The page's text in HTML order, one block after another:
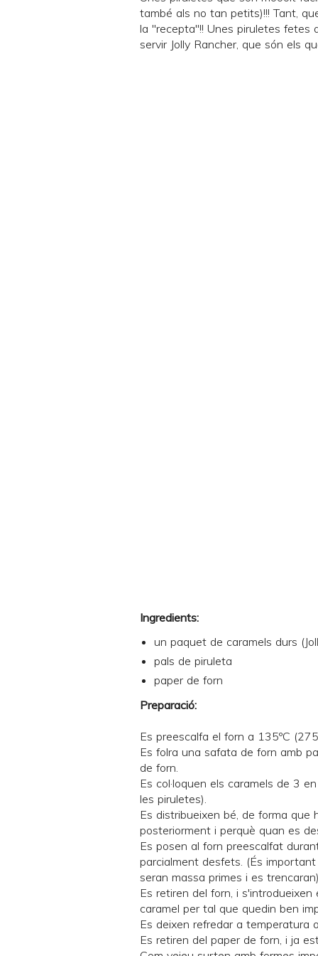
també als no tan petits)!!! Tant,
la "recepta"!! Unes piruletes fetes
servir Jolly Rancher, que són els
Ingredients:
un paquet de caramels durs (
pals de piruleta
paper de forn
Preparació:
Es preescalfa el forn a 135ºC
Es folra una safata de forn amb
de forn.
Es col·loquen els caramels de 3
les piruletes).
Es distribueixen bé, de forma
posteriorment i perquè quan es
Es posen al forn preescalfat
parcialment desfets. (És
seran massa primes i es
Es retiren del forn, i
caramel per tal que quedin ben
Es deixen refredar a temperatura
Es retiren del paper de forn, i ja